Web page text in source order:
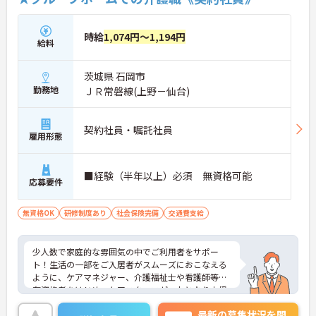
給料 時給1,074円～1,194円
勤務地
茨城県 石岡市
ＪＲ常磐線(上野－仙台)
雇用形態 契約社員・嘱託社員
応募要件 ■経験（半年以上）必須 無資格可能
無資格OK 研修制度あり 社会保険完備 交通費支給
少人数で家庭的な雰囲気の中でご利用者をサポー
ト！生活の一部をご入居者がスムーズにおこなえる
ように、ケアマネジャー、介護福祉士や看護師等の
有資格者をはじめ、ケアスタッフが一丸となり支援
します。現在、全国で300 か所以上の介護事業所を